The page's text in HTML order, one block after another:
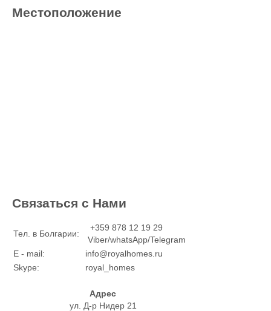
Местоположение
Связаться с Нами
Тел. в Болгарии:
+359 878 12 19 29
Viber/whatsApp/Telegram
E - mail:
info@royalhomes.ru
Skype:
royal_homes
Адрес
ул. Д-р Нидер 21